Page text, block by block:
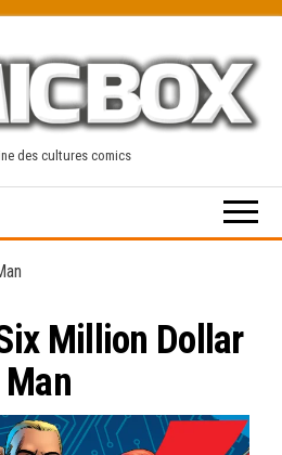
des cultures comics
Million Dollar
Man